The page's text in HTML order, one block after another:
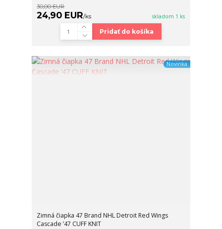
30,00 EUR
24,90 EUR/ks skladom 1 ks
Pridať do košíka
Novinka
Zimná čiapka 47 Brand NHL Detroit Red Wings
Cascade ’47 CUFF KNIT